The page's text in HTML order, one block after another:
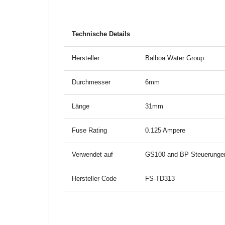
Technische Details
Hersteller Balboa Water Group
Durchmesser 6mm
Länge 31mm
Fuse Rating 0.125 Ampere
Verwendet auf GS100 and BP
Hersteller Code FS-TD313